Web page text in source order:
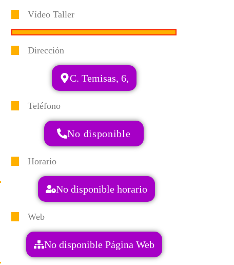
Vídeo Taller
Dirección
C. Temisas, 6,
Teléfono
No disponible
Horario
No disponible horario
Web
No disponible Página Web